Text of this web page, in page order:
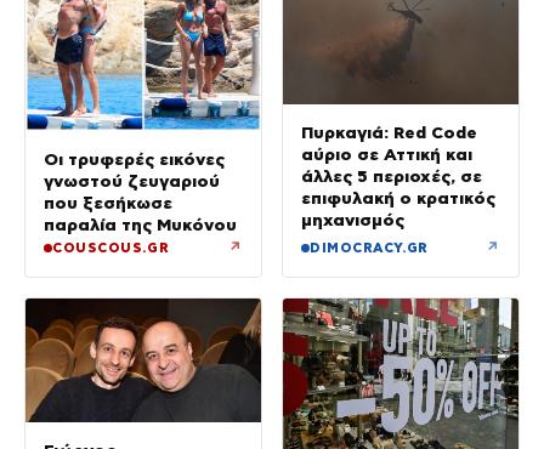
Οι τρυφερές εικόνες
γνωστού ζευγαριού
που ξεσήκωσε
παραλία της Μυκόνου
COUSCOUS.GR ↗
Πυρκαγιά: Red Code
αύριο σε Αττική και
άλλες 5 περιοχές, σε
επιφυλακή ο κρατικός
μηχανισμός
DIMOCRACY.GR ↗